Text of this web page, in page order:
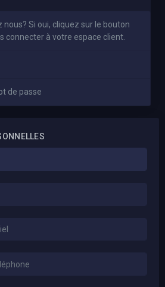
nous? Si oui, cliquez sur le bouton
connecter à votre espace client.
de passe